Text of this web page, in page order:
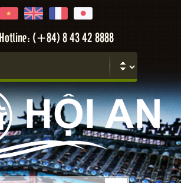
Hotline: (+84) 8 43 42 8888